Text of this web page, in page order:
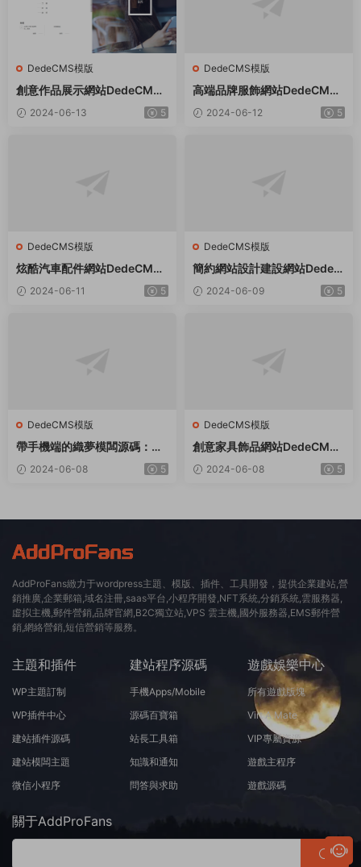
DedeCMS模版
創意作品展示網站DedeCMS
織夢模闆
2024-06-13 5
DedeCMS模版
高端品牌服飾網站DedeCMS
織夢模闆
2024-06-12 5
DedeCMS模版
炫酷汽車配件網站DedeCMS
織夢模闆
2024-06-11 5
DedeCMS模版
簡約網站設計建設網站Dede織
夢模闆2024-06-09 5
DedeCMS模版
帶手機端的織夢模闆源碼：适
用于社會福利院、養老院等領
2024-06-08 5
DedeCMS模版
創意家具飾品網站DedeCMS
織夢模闆
2024-06-08 5
AddProFans緻力于wordpress主題、模版、插件、工具開發，提供企業建站,營
銷推廣,企業郵箱,域名注冊,saas平台,小程序開發,NFT系統,分銷系統,雲服務器,
虛拟主機,郵件營銷,品牌官網,B2C獨立站,VPS 雲主機,國外服務器,EMS郵件營
銷,網絡營銷,短信營銷等服務。
主題和插件
WP主題訂制
WP插件中心
建站插件源碼
建站模闆主題
微信小程序
建站程序源碼
手機Apps/Mobile
源碼百寶箱
站長工具箱
知識和通知
問答與求助
遊戲娛樂中心
所有遊戲版塊
Virt A Mate
VIP專屬資源
遊戲主程序
遊戲源碼
關于AddProFans